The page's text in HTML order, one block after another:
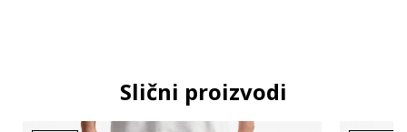
Slični proizvodi